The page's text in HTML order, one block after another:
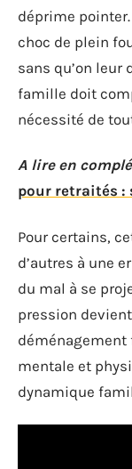
déprime
choc de plein
sans qu’on leur
famille doit
nécessité de
A lire en
pour retraités :
Pour certains,
d’autres à une
du mal à se
pression
déménagement
mentale et
dynamique